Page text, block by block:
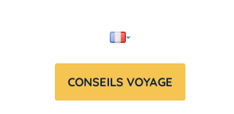
CONSEILS VOYAGE